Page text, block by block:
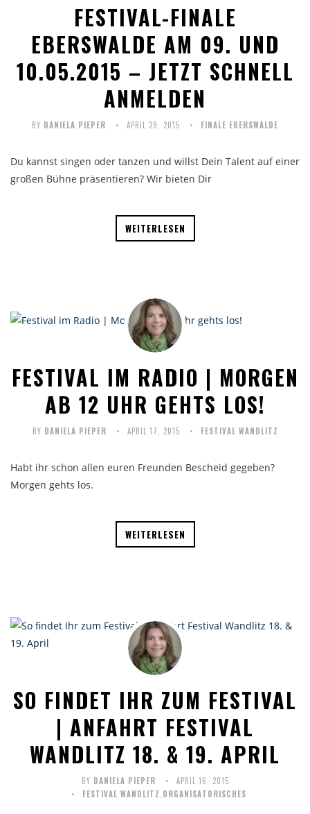
FESTIVAL-FINALE
EBERSWALDE AM 09. UND
10.05.2015 – JETZT SCHNELL
ANMELDEN
BY DANIELA PIEPER APRIL 29, 2015 FINALE EBERSWALDE
Du kannst singen oder tanzen und willst Dein Talent auf einer
großen Bühne präsentieren? Wir bieten Dir
WEITERLESEN
FESTIVAL IM RADIO | MORGEN
AB 12 UHR GEHTS LOS!
BY DANIELA PIEPER APRIL 17, 2015 FESTIVAL WANDLITZ
Habt ihr schon allen euren Freunden Bescheid gegeben?
Morgen gehts los.
WEITERLESEN
SO FINDET IHR ZUM FESTIVAL
| ANFAHRT FESTIVAL
WANDLITZ 18. & 19. APRIL
BY DANIELA PIEPER
APRIL 16, 2015
FESTIVAL WANDLITZ,ORGANISATORISCHES